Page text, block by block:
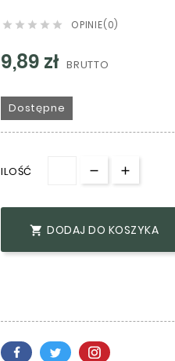
     OPINIE(0)
9,89 zł BRUTTO
Dostępne
ILOŚĆ
 DODAJ DO KOSZYKA